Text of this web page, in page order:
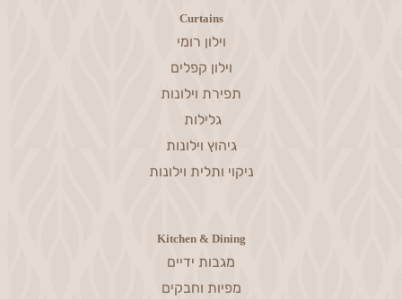
Curtains
וילון רומי
וילון קפלים
תפירת וילונות
גלילות
גיהוץ וילונות
ניקוי ותלית וילונות
Kitchen & Dining
מגבות ידיים
מפיות וחבקים